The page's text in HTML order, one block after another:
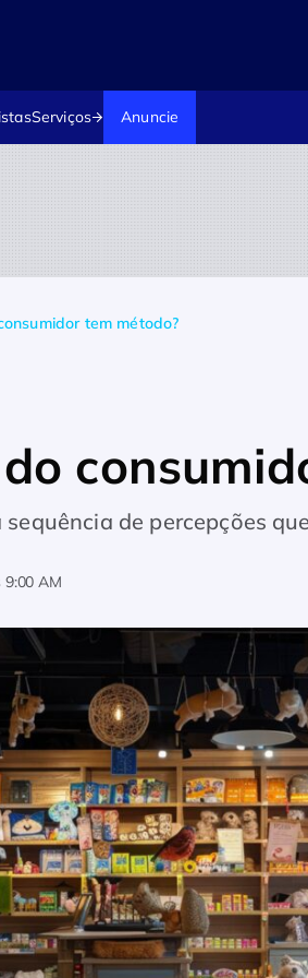
Serviços Anuncie
tem método?
de percepções
9:00 AM